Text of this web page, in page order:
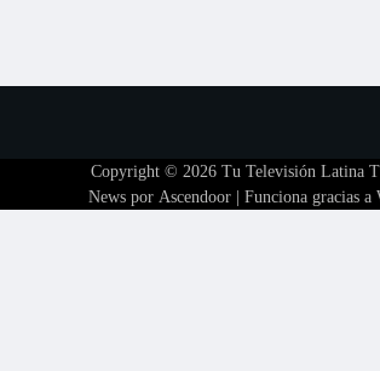
Copyright © 2026 Tu Televisión Latina
News por Ascendoor | Funciona gracias a